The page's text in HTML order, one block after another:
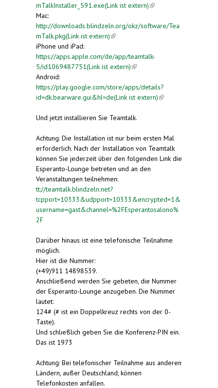
mTalkInstaller_591.exe(Link ist extern)(link is
Mac:
http://downloads.blindzeln.org/okz/software/Tea
mTalk.pkg(Link ist extern)(link is external)
iPhone und iPad:
https://apps.apple.com/de/app/teamtalk-
5/id1069487751(Link ist extern)(link is external)
Android:
https://play.google.com/store/apps/details?
id=dk.bearware.gui&hl=de(Link ist extern)(link is
Und jetzt installieren Sie Teamtalk.
Achtung: Die Installation ist nur beim ersten Mal
erforderlich. Nach der Installation von Teamtalk
können Sie jederzeit über den folgenden Link die
Esperanto-Lounge betreten und an den
Veranstaltungen teilnehmen:
tt://teamtalk.blindzeln.net?
tcpport=10333&udpport=10333&encrypted=1&
username=gast&channel=%2FEsperantosalono%
2F
Darüber hinaus ist eine telefonische Teilnahme
möglich.
Hier ist die Nummer:
(+49)911 14898539.
Anschließend werden Sie gebeten, die Nummer
der Esperanto-Lounge anzugeben. Die Nummer
lautet:
124# (# ist ein Doppelkreuz rechts von der 0-
Taste).
Und schließlich geben Sie die Konferenz-PIN ein.
Das ist 1973
Achtung: Bei telefonischer Teilnahme aus anderen
Ländern, außer Deutschland, können
Telefonkosten anfallen.